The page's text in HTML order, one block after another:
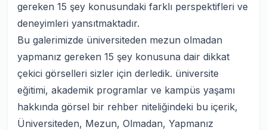
gereken 15 şey konusundaki farklı perspektifleri ve
deneyimleri yansıtmaktadır.
Bu galerimizde üniversiteden mezun olmadan
yapmanız gereken 15 şey konusuna dair dikkat
çekici görselleri sizler için derledik. üniversite
eğitimi, akademik programlar ve kampüs yaşamı
hakkında görsel bir rehber niteliğindeki bu içerik,
Üniversiteden, Mezun, Olmadan, Yapmanız